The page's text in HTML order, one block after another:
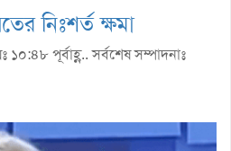
নিঃশর্ত ক্ষমা
পূর্বাহ্ণ.. সর্বশেষ সম্পাদনাঃ